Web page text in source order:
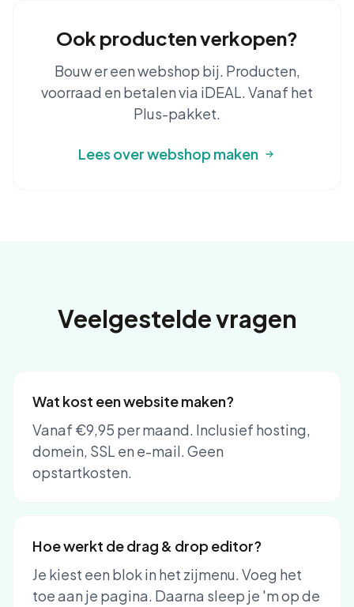
Ook producten verkopen?
Bouw er een webshop bij. Producten,
voorraad en betalen via iDEAL. Vanaf het
Plus-pakket.
Lees over webshop maken
Veelgestelde vragen
Wat kost een website maken?
Vanaf €9,95 per maand. Inclusief hosting,
domein, SSL en e-mail. Geen
opstartkosten.
Hoe werkt de drag & drop editor?
Je kiest een blok in het zijmenu. Voeg het
toe aan je pagina. Daarna sleep je 'm op de